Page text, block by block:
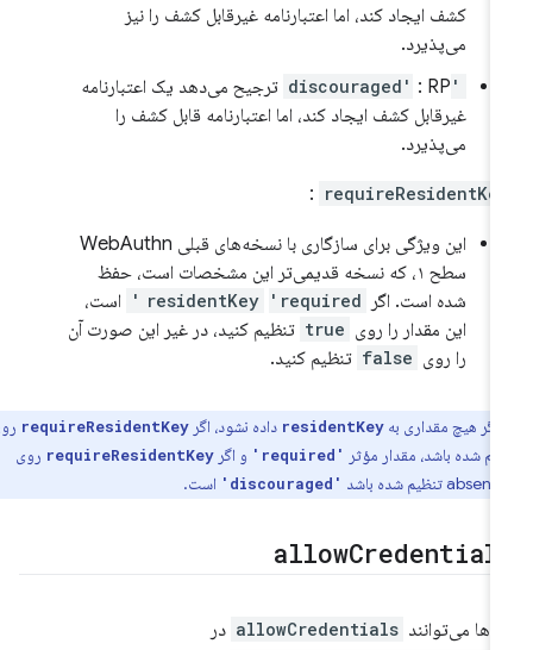
کشف ایجاد کند، اما اعتبارنامه غیرقابل کشف را نیز
می‌پذیرد.
'discouraged'
: RP ترجیح می‌دهد یک اعتبارنامه
غیرقابل کشف ایجاد کند، اما اعتبارنامه قابل کشف را
می‌پذیرد.
:
این ویژگی برای سازگاری با نسخه‌های قبلی WebAuthn
سطح ۱، که نسخه قدیمی‌تر این مشخصات است، حفظ
شده است. اگر
residentKey 'required'
است،
این مقدار را روی true تنظیم کنید، در غیر این صورت آن
را روی false تنظیم کنید.
اگر هیچ مقداری به residentKeyداده نشود، اگرrequireResidentKeyروی
شده باشد، مقدار مؤثر'required' و اگرrequireResidentKeyروی
'discouraged' است.
allow
allowCredentials در